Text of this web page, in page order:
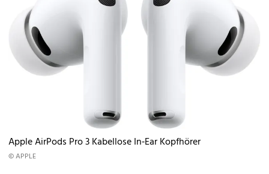
Apple AirPods Pro 3 Kabellose In‑Ear Kopfhörer
© APPLE